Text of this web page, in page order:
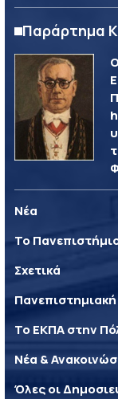
Παράρτημα
Νέα
Το
Σχετικά
Το ΕΚΠΑ στην
Νέα &
Όλες οι